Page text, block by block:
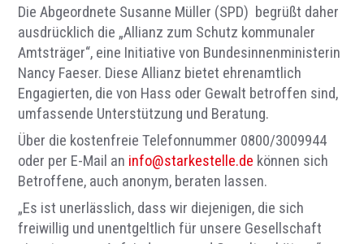
Die Abgeordnete Susanne Müller (SPD) begrüßt daher
ausdrücklich die „Allianz zum Schutz kommunaler
Amtsträger“, eine Initiative von Bundesinnenministerin
Nancy Faeser. Diese Allianz bietet ehrenamtlich
Engagierten, die von Hass oder Gewalt betroffen sind,
umfassende Unterstützung und Beratung.
Über die kostenfreie Telefonnummer 0800/3009944
oder per E-Mail an info@starkestelle.de können sich
Betroffene, auch anonym, beraten lassen.
„Es ist unerlässlich, dass wir diejenigen, die sich
freiwillig und unentgeltlich für unsere Gesellschaft